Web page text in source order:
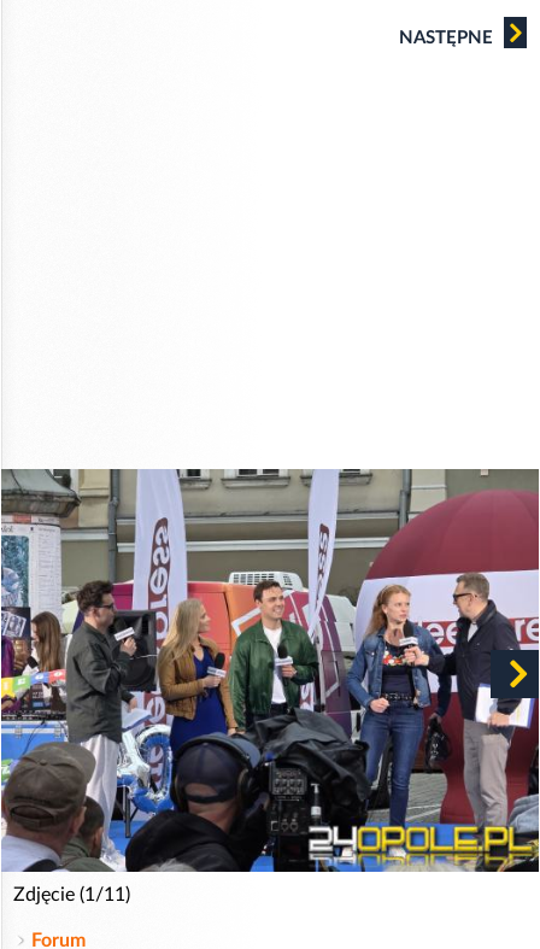
NASTĘPNE
Zdjęcie (1/11)
Forum